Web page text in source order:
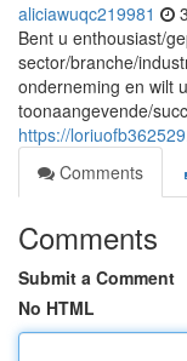
aliciawuqc219981
Bent u enthousiast/
sector/branche/
onderneming en wilt
toonaangevende/
https://
Comments
Comments
Submit a Comment
No HTML